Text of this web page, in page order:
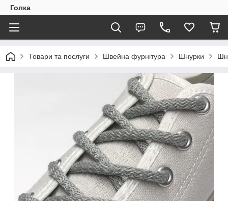
Голка
Товари та послуги Швейна фурнітура Шнурки